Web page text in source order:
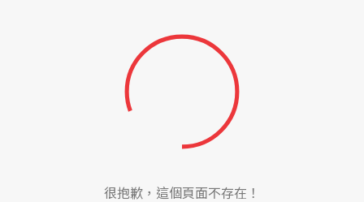
很抱歉，這個頁面不存在！